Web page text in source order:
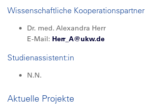
Wissenschaftliche Kooperationspartner
Dr. med. Alexandra Herr
E-Mail: Herr_A@ukw.de
Studienassistent:in
N.N.
Aktuelle Projekte